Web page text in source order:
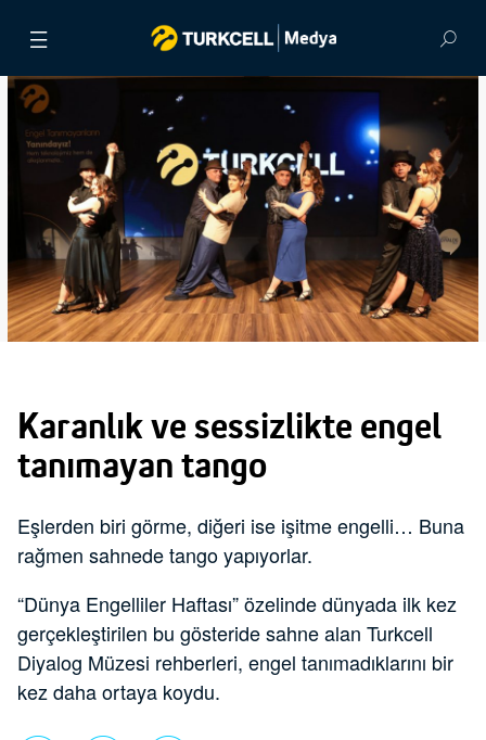
BASIN BÜLTENLERİ
VİDEOLAR
GÖRSEL ARŞİV
İLETİŞİM
Karanlık ve sessizlikte engel
tanımayan tango
Eşlerden biri görme, diğeri ise işitme engelli… Buna
rağmen sahnede tango yapıyorlar.
“Dünya Engelliler Haftası” özelinde dünyada ilk kez
gerçekleştirilen bu gösteride sahne alan Turkcell
Diyalog Müzesi rehberleri, engel tanımadıklarını bir
kez daha ortaya koydu.